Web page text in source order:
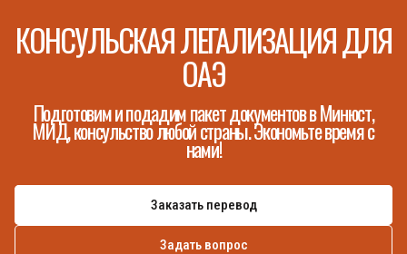
КОНСУЛЬСКАЯ ЛЕГАЛИЗАЦИЯ ДЛЯ
ОАЭ
Подготовим и подадим пакет документов в Минюст,
МИД, консульство любой страны. Экономьте время с
нами!
Заказать перевод
Задать вопрос